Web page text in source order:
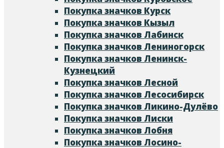
Покупка значков Курск
Покупка значков Кызыл
Покупка значков Лабинск
Покупка значков Лениногорск
Покупка значков Ленинск-
Кузнецкий
Покупка значков Лесной
Покупка значков Лесосибирск
Покупка значков Ликино-Дулёво
Покупка значков Лиски
Покупка значков Лобня
Покупка значков Лосино-